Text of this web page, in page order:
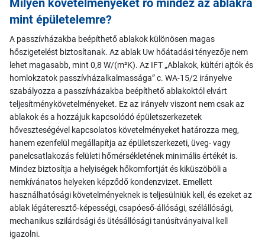
mint épületelemre?
A passzívházakba beépíthető ablakok különösen magas
hőszigetelést biztosítanak. Az ablak Uw hőátadási tényezője nem
lehet magasabb, mint 0,8 W/(m²K). Az IFT „Ablakok, kültéri ajtók és
homlokzatok passzívházalkalmassága” c. WA-15/2 irányelve
szabályozza a passzívházakba beépíthető ablakoktól elvárt
teljesítménykövetelményeket. Ez az irányelv viszont nem csak az
ablakok és a hozzájuk kapcsolódó épületszerkezetek
hőveszteségével kapcsolatos követelményeket határozza meg,
hanem ezenfelül megállapítja az épületszerkezeti, üveg- vagy
panelcsatlakozás felületi hőmérsékletének minimális értékét is.
Mindez biztosítja a helyiségek hőkomfortját és kiküszöböli a
nemkívánatos helyeken képződő kondenzvizet. Emellett
használhatósági követelményeknek is teljesülniük kell, és ezeket az
ablak légáteresztő-képességi, csapóeső-állósági, szélállósági,
mechanikus szilárdsági és ütésállósági tanúsítványaival kell
igazolni.